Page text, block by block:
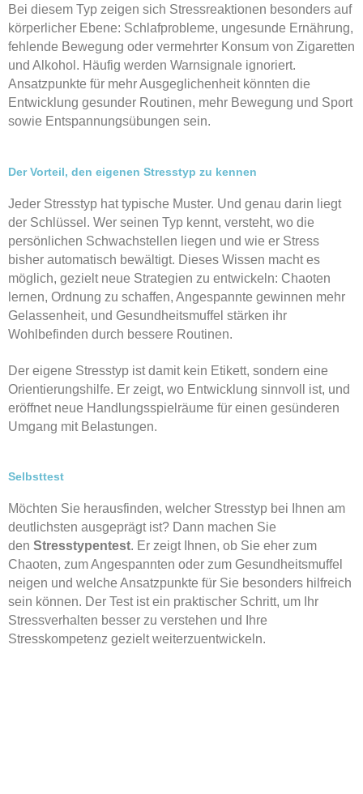
Bei diesem Typ zeigen sich Stressreaktionen besonders auf
körperlicher Ebene: Schlafprobleme, ungesunde Ernährung,
fehlende Bewegung oder vermehrter Konsum von Zigaretten
und Alkohol. Häufig werden Warnsignale ignoriert.
Ansatzpunkte für mehr Ausgeglichenheit könnten die
Entwicklung gesunder Routinen, mehr Bewegung und Sport
sowie Entspannungsübungen sein.
Der Vorteil, den eigenen Stresstyp zu kennen
Jeder Stresstyp hat typische Muster. Und genau darin liegt
der Schlüssel. Wer seinen Typ kennt, versteht, wo die
persönlichen Schwachstellen liegen und wie er Stress
bisher automatisch bewältigt. Dieses Wissen macht es
möglich, gezielt neue Strategien zu entwickeln: Chaoten
lernen, Ordnung zu schaffen, Angespannte gewinnen mehr
Gelassenheit, und Gesundheitsmuffel stärken ihr
Wohlbefinden durch bessere Routinen.
Der eigene Stresstyp ist damit kein Etikett, sondern eine
Orientierungshilfe. Er zeigt, wo Entwicklung sinnvoll ist, und
eröffnet neue Handlungsspielräume für einen gesünderen
Umgang mit Belastungen.
Selbsttest
Möchten Sie herausfinden, welcher Stresstyp bei Ihnen am
deutlichsten ausgeprägt ist? Dann machen Sie
den Stresstypentest. Er zeigt Ihnen, ob Sie eher zum
Chaoten, zum Angespannten oder zum Gesundheitsmuffel
neigen und welche Ansatzpunkte für Sie besonders hilfreich
sein können. Der Test ist ein praktischer Schritt, um Ihr
Stressverhalten besser zu verstehen und Ihre
Stresskompetenz gezielt weiterzuentwickeln.